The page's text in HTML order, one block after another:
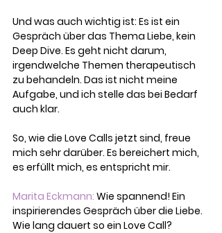
Und was auch wichtig ist: Es ist ein
Gespräch über das Thema Liebe, kein
Deep Dive. Es geht nicht darum,
irgendwelche Themen therapeutisch
zu behandeln. Das ist nicht meine
Aufgabe, und ich stelle das bei Bedarf
auch klar.
So, wie die Love Calls jetzt sind, freue
mich sehr darüber. Es bereichert mich,
es erfüllt mich, es entspricht mir.
Marita Eckmann: Wie spannend! Ein
inspirierendes Gespräch über die Liebe.
Wie lang dauert so ein Love Call?